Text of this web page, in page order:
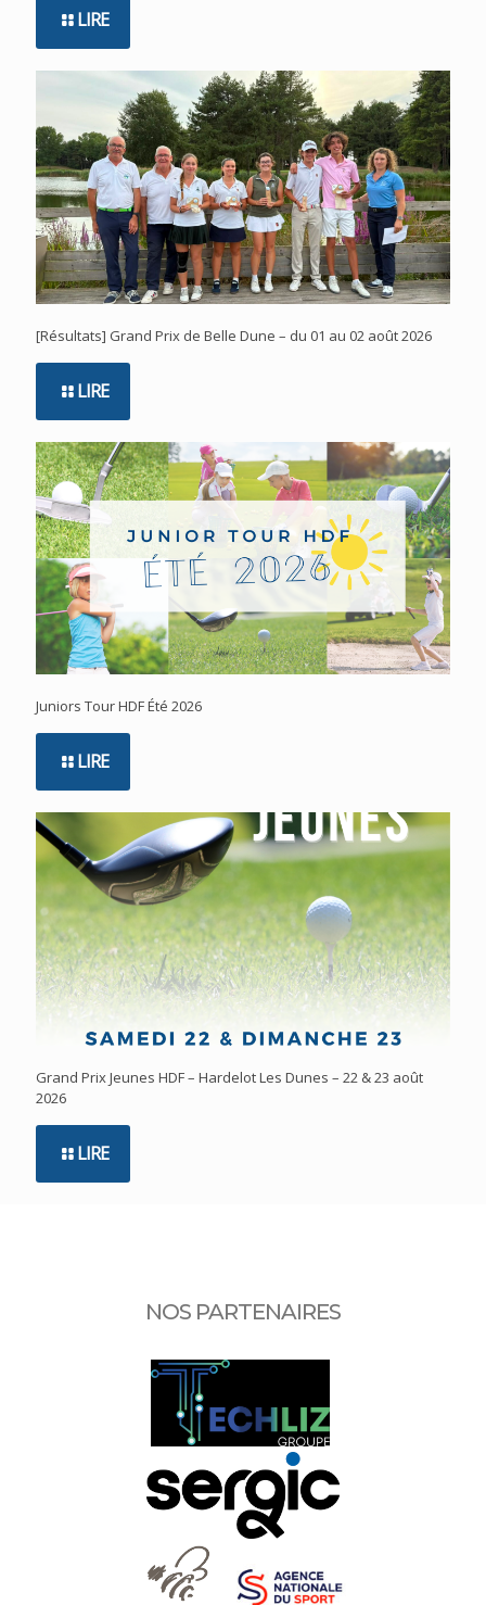
LIRE
[Résultats] Grand Prix de Belle Dune – du 01 au 02 août 2026
LIRE
Juniors Tour HDF Été 2026
LIRE
Grand Prix Jeunes HDF – Hardelot Les Dunes – 22 & 23 août
2026
LIRE
NOS PARTENAIRES